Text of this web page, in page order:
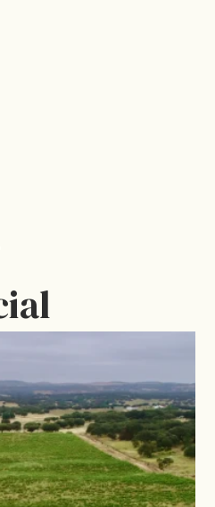
os 70 hectares de
as nossas caves e prove